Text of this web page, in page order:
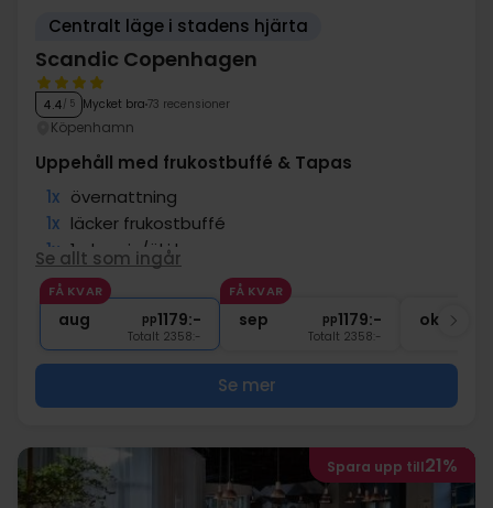
Centralt läge i stadens hjärta
Scandic Copenhagen
4.4/ 5 Mycket bra 73 recensioner
Köpenhamn
Uppehåll med frukostbuffé & Tapas
1x övernattning
1x läcker frukostbuffé
1x 1 glas vin/öl i baren
1x Tapas
1x kaffe att ta med
Se allt som ingår
FÅ KVAR
aug pp1179:-
Totalt 2358:-
FÅ KVAR
sep pp1179:-
Totalt 2358:-
okt
Se mer
Spara upp till21%